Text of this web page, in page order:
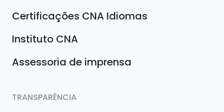
Certificações CNA Idiomas
Instituto CNA
Assessoria de imprensa
TRANSPARÊNCIA